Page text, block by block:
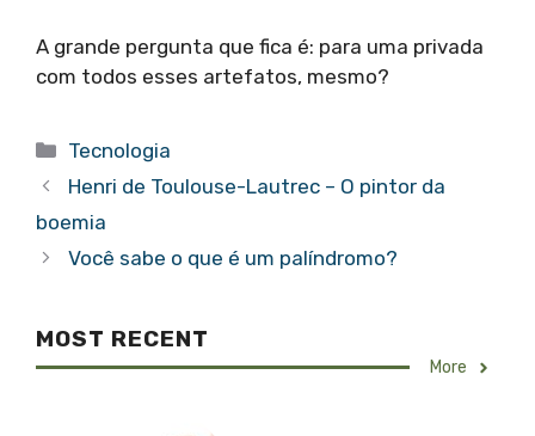
A grande pergunta que fica é: para uma privada
com todos esses artefatos, mesmo?
Categorias
Tecnologia
Henri de Toulouse-Lautrec – O pintor da
boemia
Você sabe o que é um palíndromo?
MOST RECENT
More